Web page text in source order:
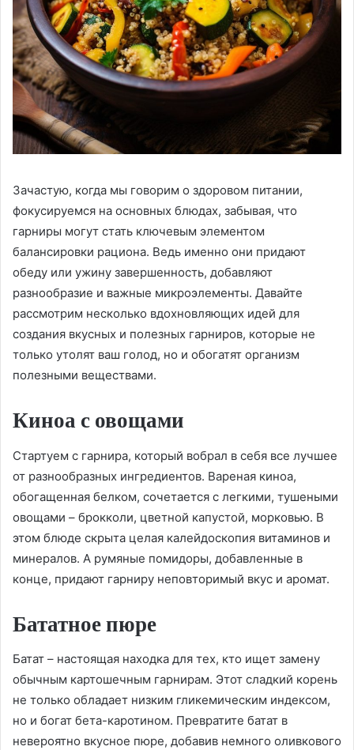
Зачастую, когда мы говорим о здоровом питании,
фокусируемся на основных блюдах, забывая, что
гарниры могут стать ключевым элементом
балансировки рациона. Ведь именно они придают
обеду или ужину завершенность, добавляют
разнообразие и важные микроэлементы. Давайте
рассмотрим несколько вдохновляющих идей для
создания вкусных и полезных гарниров, которые не
только утолят ваш голод, но и обогатят организм
полезными веществами.
Киноа с овощами
Стартуем с гарнира, который вобрал в себя все лучшее
от разнообразных ингредиентов. Вареная киноа,
обогащенная белком, сочетается с легкими, тушеными
овощами – брокколи, цветной капустой, морковью. В
этом блюде скрыта целая калейдоскопия витаминов и
минералов. А румяные помидоры, добавленные в
конце, придают гарниру неповторимый вкус и аромат.
Бататное пюре
Батат – настоящая находка для тех, кто ищет замену
обычным картошечным гарнирам. Этот сладкий корень
не только обладает низким гликемическим индексом,
но и богат бета-каротином. Превратите батат в
невероятно вкусное пюре, добавив немного оливкового